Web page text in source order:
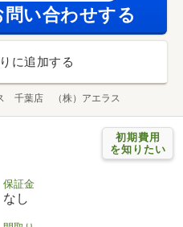
い合わせする
に追加する
千葉店 （株）アエラス
初期費用
を知りたい
保証金
なし